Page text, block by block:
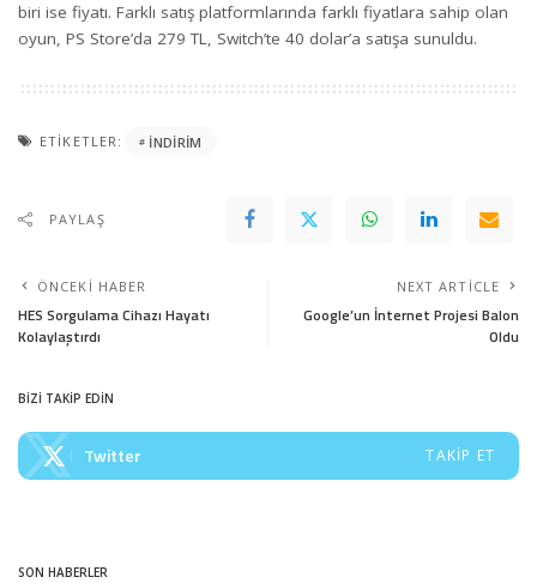
biri ise fiyatı. Farklı satış platformlarında farklı fiyatlara sahip olan
oyun, PS Store’da 279 TL, Switch’te 40 dolar’a satışa sunuldu.
ETIKETLER: INDIRIM
PAYLAŞ
ÖNCEKI HABER
HES Sorgulama Cihazı Hayatı
Kolaylaştırdı
NEXT ARTICLE
Google’un İnternet Projesi Balon
Oldu
BİZİ TAKİP EDİN
Twitter TAKIP ET
SON HABERLER